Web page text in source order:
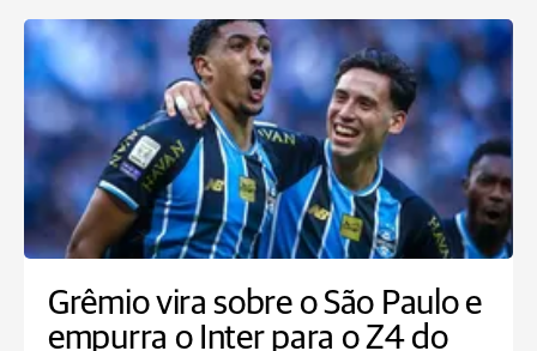
Grêmio vira sobre o São Paulo e
empurra o Inter para o Z4 do